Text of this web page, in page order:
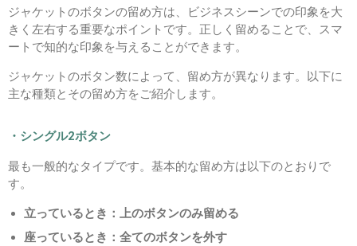
ジャケットのボタンの留め方は、ビジネスシーンでの印象を大
きく左右する重要なポイントです。正しく留めることで、スマ
ートで知的な印象を与えることができます。
ジャケットのボタン数によって、留め方が異なります。以下に
主な種類とその留め方をご紹介します。
・シングル2ボタン
最も一般的なタイプです。基本的な留め方は以下のとおりで
す。
立っているとき：上のボタンのみ留める
座っているとき：全てのボタンを外す